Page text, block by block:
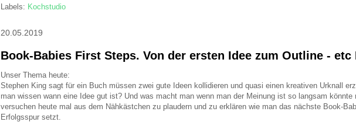
Labels: Kochstudio
20.05.2019
Book-Babies First Steps. Von der ersten Idee zum Outline - etc
Unser Thema heute:
Stephen King sagt für ein Buch müssen zwei gute Ideen kollidieren und quasi einen kreativen Urknall
man wissen wann eine Idee gut ist? Und was macht man wenn man der Meinung ist so langsam könnte
versuchen heute mal aus dem Nähkästchen zu plaudern und zu erklären wie man das nächste Book-
Erfolgsspur setzt.